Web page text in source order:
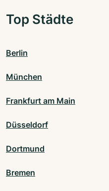
Top Städte
Berlin
München
Frankfurt am Main
Düsseldorf
Dortmund
Bremen